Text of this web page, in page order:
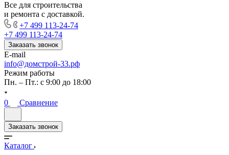
Все для строительства
и ремонта с доставкой.
+7 499 113-24-74
+7 499 113-24-74
Заказать звонок
E-mail
info@домстрой-33.рф
Режим работы
Пн. – Пт.: с 9:00 до 18:00
0 Сравнение
Заказать звонок
Каталог